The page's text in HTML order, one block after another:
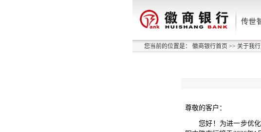
您当前的位置是： 徽商银行首页 >> 关于我行